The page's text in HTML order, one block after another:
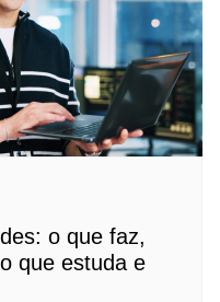
o que faz,
que estuda e